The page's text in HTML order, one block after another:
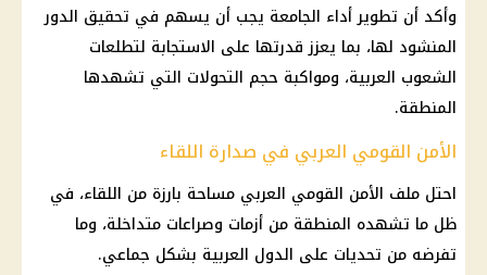
وأكد أن تطوير أداء الجامعة يجب أن يسهم في تحقيق الدور
المنشود لها، بما يعزز قدرتها على الاستجابة لتطلعات
الشعوب العربية، ومواكبة حجم التحولات التي تشهدها
المنطقة.
الأمن القومي العربي في صدارة اللقاء
احتل ملف الأمن القومي العربي مساحة بارزة من اللقاء، في
ظل ما تشهده المنطقة من أزمات وصراعات متداخلة، وما
تفرضه من تحديات على الدول العربية بشكل جماعي.